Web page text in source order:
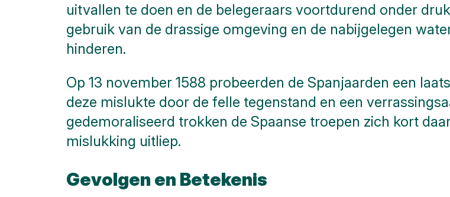
uitvallen te doen en de belegeraars voortdurend onder
gebruik van de drassige omgeving en de nabijgelegen
hinderen.
Op 13 november 1588 probeerden de Spanjaarden een
deze mislukte door de felle tegenstand en een
gedemoraliseerd trokken de Spaanse troepen zich kort
mislukking uitliep.
Gevolgen en Betekenis